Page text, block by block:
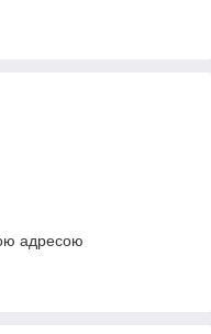
адресою